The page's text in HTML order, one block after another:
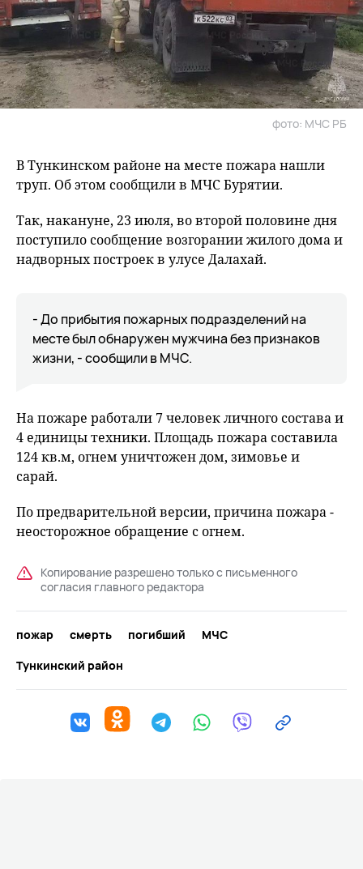
фото: МЧС РБ
В Тункинском районе на месте пожара нашли
труп. Об этом сообщили в МЧС Бурятии.
Так, накануне, 23 июля, во второй половине дня
поступило сообщение возгорании жилого дома и
надворных построек в улусе Далахай.
- До прибытия пожарных подразделений на
месте был обнаружен мужчина без признаков
жизни, - сообщили в МЧС.
На пожаре работали 7 человек личного состава и
4 единицы техники. Площадь пожара составила
124 кв.м, огнем уничтожен дом, зимовье и
сарай.
По предварительной версии, причина пожара -
неосторожное обращение с огнем.
Копирование разрешено только с письменного
согласия главного редактора
пожар смерть погибший
МЧС
Тункинский район